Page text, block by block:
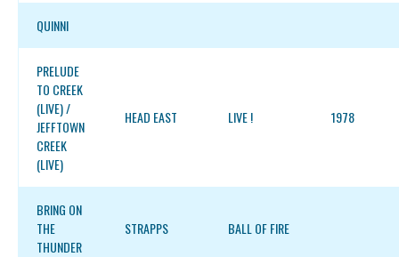
QUINNI
PRELUDE
TO CREEK
(LIVE) /
JEFFTOWN
CREEK
(LIVE)
HEAD EAST LIVE ! 1978
BRING ON
THE
THUNDER
STRAPPS BALL OF FIRE